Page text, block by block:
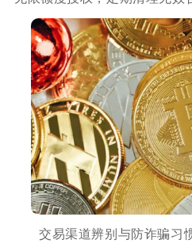
交易渠道辨别与防诈骗习